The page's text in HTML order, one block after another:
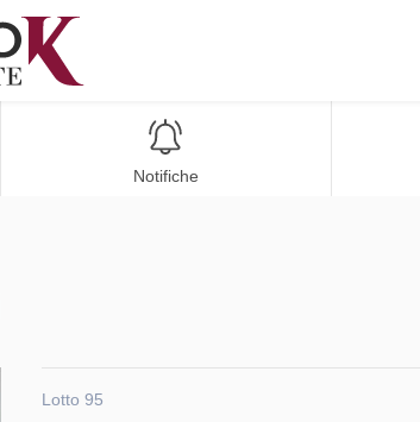
Notifiche
Lotto 95